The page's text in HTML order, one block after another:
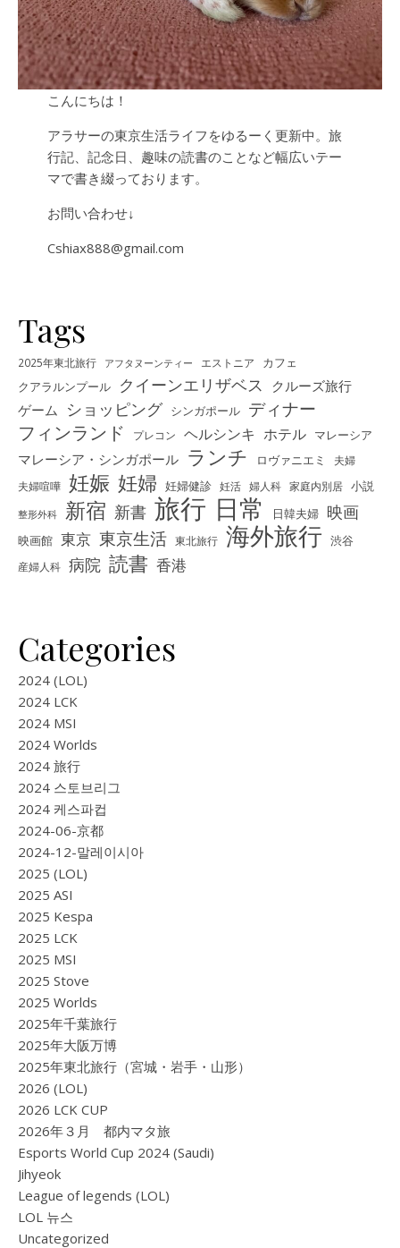
こんにちは！
アラサーの東京生活ライフをゆるーく更新中。旅
行記、記念日、趣味の読書のことなど幅広いテー
マで書き綴っております。
お問い合わせ↓
Cshiax888@gmail.com
Tags
2025年東北旅行 アフタヌーンティー エストニア カフェ
クアラルンプール クイーンエリザベス
クルーズ旅行
ゲーム
ショッピング シンガポール ディナー
フィンランド プレコン ヘルシンキ ホテル マレーシア
マレーシア・シンガポール ランチ ロヴァニエミ
夫婦
夫婦喧嘩 妊娠 妊婦 妊婦健診 妊活 婦人科 家庭内別居 小説
整形外科 新宿 新書 旅行 日常 日韓夫婦 映画
映画館 東京 東京生活 東北旅行 海外旅行 渋谷
産婦人科 病院 読書 香港
Categories
2024 (LOL)
2024 LCK
2024 MSI
2024 Worlds
2024 旅行
2024 스토브리그
2024 케스파컵
2024-06-京都
2024-12-말레이시아
2025 (LOL)
2025 ASI
2025 Kespa
2025 LCK
2025 MSI
2025 Stove
2025 Worlds
2025年千葉旅行
2025年大阪万博
2025年東北旅行（宮城・岩手・山形）
2026 (LOL)
2026 LCK CUP
2026年３月 都内マタ旅
Esports World Cup 2024 (Saudi)
Jihyeok
League of legends (LOL)
LOL 뉴스
Uncategorized